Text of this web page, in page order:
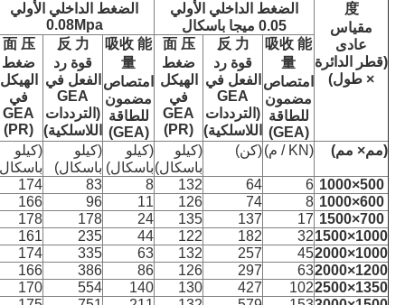
度
مقياس
عادى
(قطر الدائرة
× طول)
الضغط الداخلي الأولي
0.05 ميجا باسكال
الضغط الداخلي الأولي
0.08Mpa
吸收 能
量
امتصاص
مضمون
للطاقة
(GEA)
反 力
قوة رد
الفعل في
GEA
(الترددات
اللاسلكية)
面 压
ضغط
الهيكل
في
GEA
(PR)
吸收 能
量
امتصاص
مضمون
للطاقة
(GEA)
反 力
قوة رد
الفعل في
GEA
(الترددات
اللاسلكية)
面 压
ضغط
الهيكل
في
GEA
(PR)
(مم× مم) (KN / م) (كن)
(كيلو
باسكال)
(كيلو
باسكال)
(كيلو
باسكال)
(كيلو
500
×
1000
6
64
132
8
83
174
600
×
1000
8
74
126
11
96
166
700
×
1500
17
137
135
24
178
178
1000
×
1500
32
182
122
44
235
161
1000
×
2000
45
257
132
63
335
174
1200
×
2000
63
297
126
86
386
166
1350
×
2500
102
427
130
140
554
170